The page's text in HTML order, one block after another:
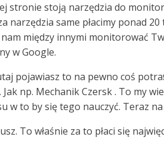
stronie stoją narzędzia do
narzędzia same płacimy ponad
między innymi monitorować
w Google.
pojawiasz to na pewno coś
Jak np. Mechanik Czersk . To my
w to by się tego nauczyć. Teraz
To właśnie za to płaci się